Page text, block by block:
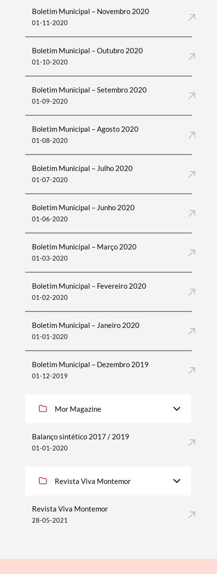
Categorias gerais
Filtros
Boletim Municipal – Novembro 2020
01-11-2020
Boletim Municipal – Outubro 2020
01-10-2020
Boletim Municipal – Setembro 2020
01-09-2020
Boletim Municipal – Agosto 2020
01-08-2020
Boletim Municipal – Julho 2020
01-07-2020
Boletim Municipal – Junho 2020
01-06-2020
Boletim Municipal – Março 2020
01-03-2020
Boletim Municipal – Fevereiro 2020
01-02-2020
Boletim Municipal – Janeiro 2020
01-01-2020
Boletim Municipal – Dezembro 2019
01-12-2019
Mor Magazine
Balanço sintético 2017 / 2019
01-01-2020
Revista Viva Montemor
Revista Viva Montemor
28-05-2021